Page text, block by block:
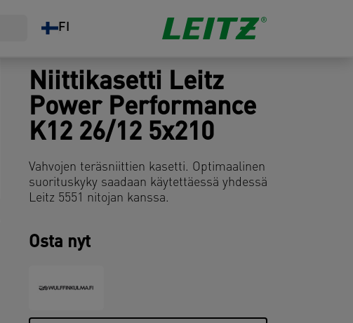
FI
Niittikasetti Leitz
Power Performance
K12 26/12 5x210
Vahvojen teräsniittien kasetti. Optimaalinen
suorituskyky saadaan käytettäessä yhdessä
Leitz 5551 nitojan kanssa.
Osta nyt